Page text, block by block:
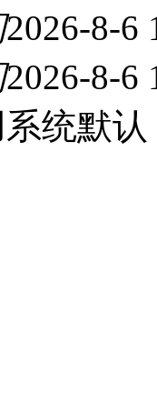
2026-8-6
2026-8-6
统默认